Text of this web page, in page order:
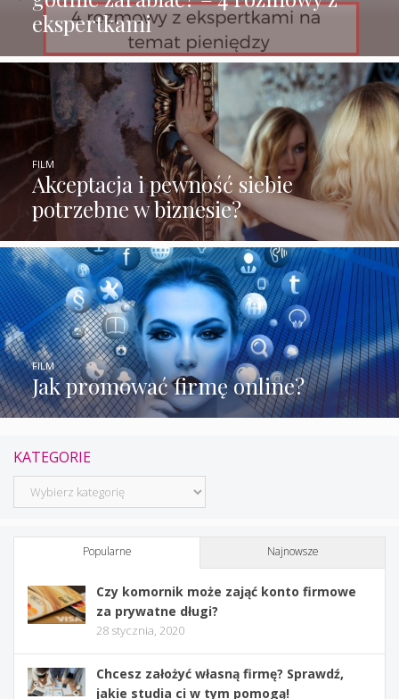
ekspertkami
Akceptacja i pewność siebie
potrzebne w biznesie?
FILM
Jak promować firmę online?
FILM
KATEGORIE
Kategorie
Popularne Najnowsze
Czy komornik może zająć konto firmowe
za prywatne długi?
28 stycznia, 2020
Chcesz założyć własną firmę? Sprawdź,
jakie studia ci w tym pomogą!